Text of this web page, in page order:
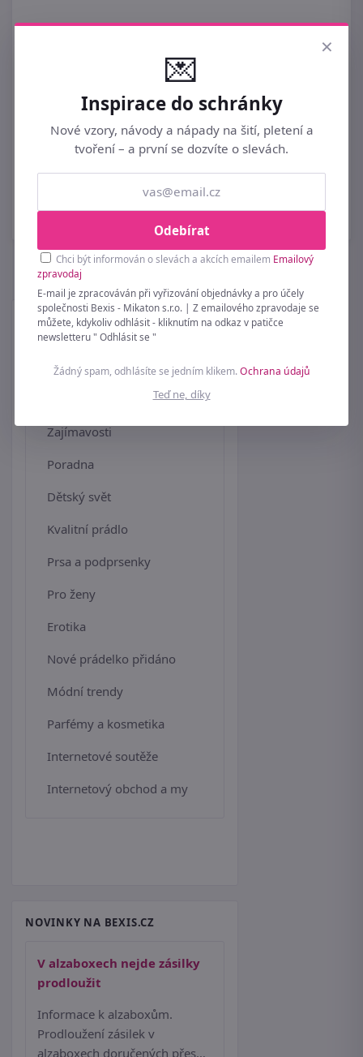
Strana: | 1 |
Vybrali jsme k tématu:2 produktů.
MAGAZÍN BEXIS
Domov
Zajímavosti
Poradna
Dětský svět
Kvalitní prádlo
Prsa a podprsenky
Pro ženy
Erotika
Nové prádelko přidáno
Módní trendy
Parfémy a kosmetika
Internetové soutěže
Internetový obchod a my
NOVINKY NA BEXIS.CZ
V alzaboxech nejde zásilky
prodloužit
Informace k alzaboxům.
Prodloužení zásilek v
alzaboxech doručených přes…
×
💌
Inspirace do schránky
Nové vzory, návody a nápady na šití, pletení a
tvoření – a první se dozvíte o slevách.
Odebírat
Chci být informován o slevách a akcích emailem Emailový
zpravodaj
E-mail je zpracováván při vyřizování objednávky a pro účely
společnosti Bexis - Mikaton s.r.o. | Z emailového zpravodaje se
můžete, kdykoliv odhlásit - kliknutím na odkaz v patičce
newsletteru " Odhlásit se "
Žádný spam, odhlásíte se jedním klikem.Ochrana údajů
Teď ne, díky